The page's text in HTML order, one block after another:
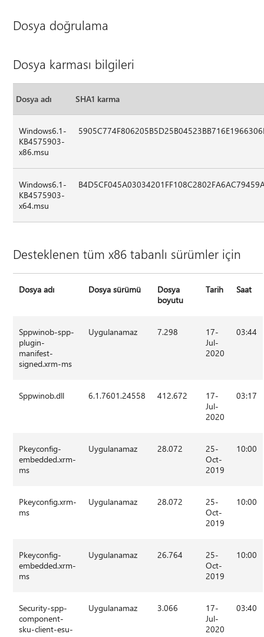
Dosya doğrulama
Dosya karması bilgileri
Dosya adı SHA1 karma
Windows6.1-
KB4575903-
x86.msu
Windows6.1-
KB4575903-
x64.msu
Desteklenen tüm x86 tabanlı sürümler için
Dosya adı Dosya sürümü
Dosya
boyutu
Tarih Saat
Sppwinob-spp-
plugin-
manifest-
signed.xrm-ms
Uygulanamaz 7.298
17-
Jul-
2020
03:44
Sppwinob.dll 6.1.7601.24558 412.672
17-
Jul-
2020
03:17
Pkeyconfig-
embedded.xrm-
ms
Uygulanamaz 28.072
25-
Oct-
2019
10:00
Pkeyconfig.xrm-
ms
Uygulanamaz 28.072
25-
Oct-
2019
10:00
Pkeyconfig-
embedded.xrm-
ms
Uygulanamaz 26.764
25-
Oct-
2019
10:00
Security-spp-
component-
sku-client-esu-
Uygulanamaz 3.066
17-
Jul-
2020
03:40